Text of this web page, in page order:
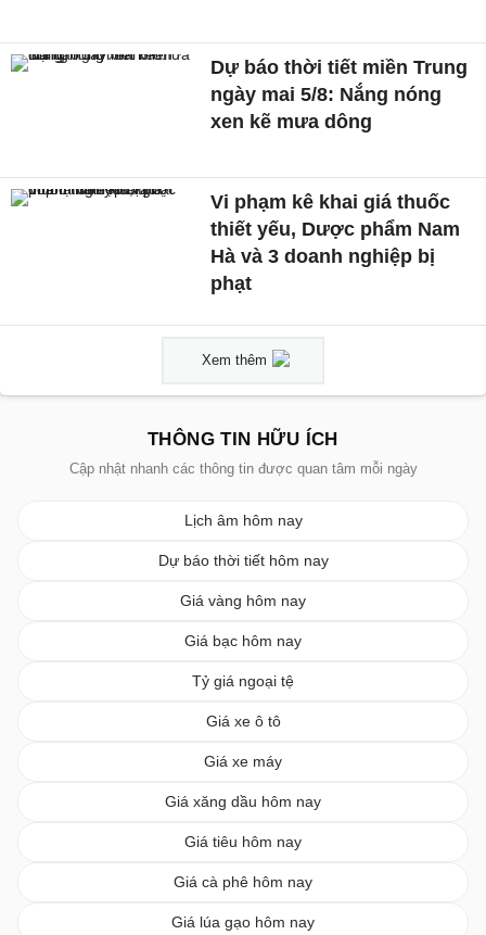
Dự báo thời tiết miền Trung
ngày mai 5/8: Nắng nóng
xen kẽ mưa dông
Vi phạm kê khai giá thuốc
thiết yếu, Dược phẩm Nam
Hà và 3 doanh nghiệp bị
phạt
Xem thêm
THÔNG TIN HỮU ÍCH
Cập nhật nhanh các thông tin được quan tâm mỗi ngày
Lịch âm hôm nay
Dự báo thời tiết hôm nay
Giá vàng hôm nay
Giá bạc hôm nay
Tỷ giá ngoại tệ
Giá xe ô tô
Giá xe máy
Giá xăng dầu hôm nay
Giá tiêu hôm nay
Giá cà phê hôm nay
Giá lúa gạo hôm nay